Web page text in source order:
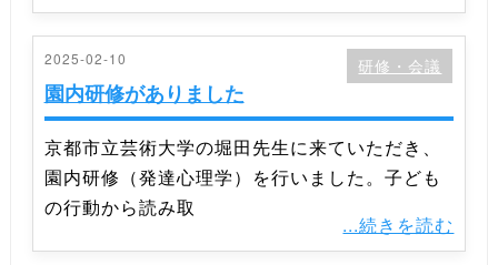
2025-02-10
園内研修がありました
研修・会議
京都市立芸術大学の堀田先生に来ていただき、
園内研修（発達心理学）を行いました。子ども
の行動から読み取
...続きを読む